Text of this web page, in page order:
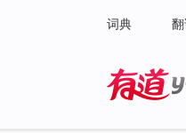
词典